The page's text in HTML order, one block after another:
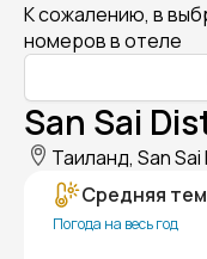
К сожалению, в
номеров в отеле
San Sai
Таиланд, San
Средняя
Погода на весь год